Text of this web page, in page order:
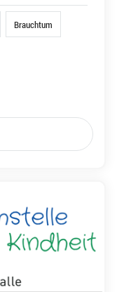
Brauchtum